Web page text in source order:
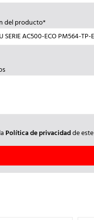
del producto*
Política de privacidadde